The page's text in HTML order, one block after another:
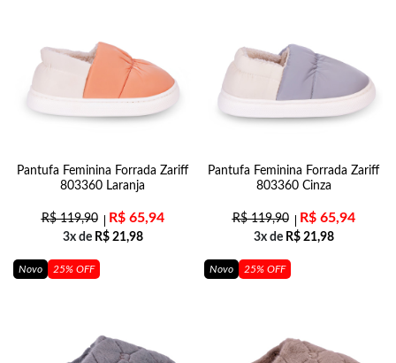
Pantufa Feminina Forrada Zariff
803360 Laranja
R$119,90 R$65,94
3x de R$21,98
Pantufa Feminina Forrada Zariff
803360 Cinza
R$119,90 R$65,94
3x de R$21,98
Novo 25% OFF Novo 25% OFF